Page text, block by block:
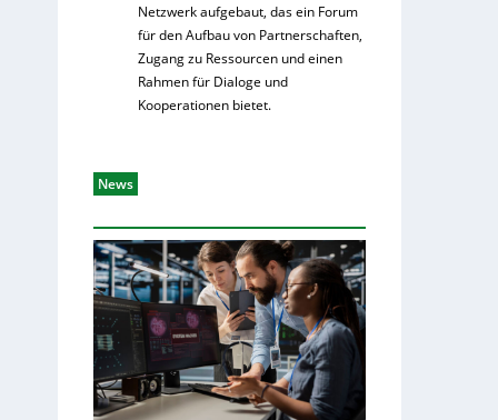
Netzwerk aufgebaut, das ein Forum
für den Aufbau von Partnerschaften,
Zugang zu Ressourcen und einen
Rahmen für Dialoge und
Kooperationen bietet.
News